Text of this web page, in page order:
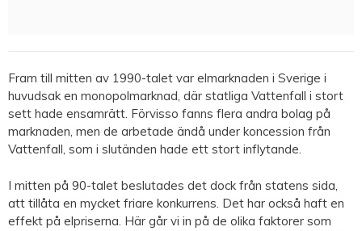
Fram till mitten av 1990-talet var elmarknaden i Sverige i
huvudsak en monopolmarknad, där statliga Vattenfall i stort
sett hade ensamrätt. Förvisso fanns flera andra bolag på
marknaden, men de arbetade ändå under koncession från
Vattenfall, som i slutänden hade ett stort inflytande.
I mitten på 90-talet beslutades det dock från statens sida,
att tillåta en mycket friare konkurrens. Det har också haft en
effekt på elpriserna. Här går vi in på de olika faktorer som